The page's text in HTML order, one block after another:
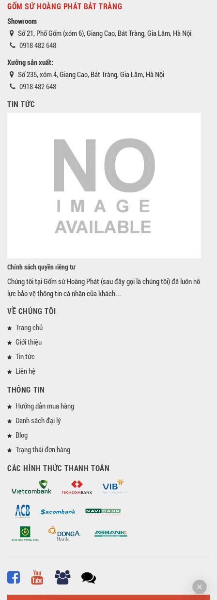
GỐM SỨ HOÀNG PHÁT BÁT TRÀNG
Showroom
Số 21, Phố Gốm (xóm 6), Giang Cao, Bát Tràng, Gia Lâm, Hà Nội
0918 482 648
Xưởng sản xuất:
Số 235, xóm 4, Giang Cao, Bát Tràng, Gia Lâm, Hà Nội
0918 482 648
TIN TỨC
Chính sách quyền riêng tư
Chúng tôi tại Gốm sứ Hoàng Phát (sau đây gọi là chúng tôi) đã luôn nỗ
lực bảo vệ thông tin cá nhân của khách...
VỀ CHÚNG TÔI
Trang chủ
Giới thiệu
Tin tức
Liên hệ
THÔNG TIN
Hướng dẫn mua hàng
Danh sách đại lý
Blog
Trạng thái đơn hàng
CÁC HÌNH THỨC THANH TOÁN